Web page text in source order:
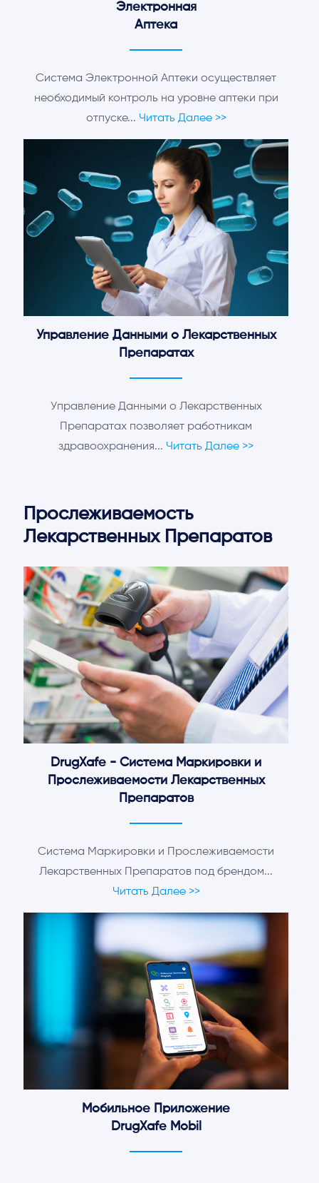
Электронная
Аптека
Система Электронной Аптеки осуществляет
необходимый контроль на уровне аптеки при
отпуске... Читать Далее >>
Управление Данными о Лекарственных
Препаратах
Управление Данными о Лекарственных
Препаратах позволяет работникам
здравоохранения... Читать Далее >>
Прослеживаемость
Лекарственных Препаратов
DrugXafe - Система Маркировки и
Прослеживаемости Лекарственных
Препаратов
Система Маркировки и Прослеживаемости
Лекарственных Препаратов под брендом...
Читать Далее >>
Мобильное Приложение
DrugXafe Mobil